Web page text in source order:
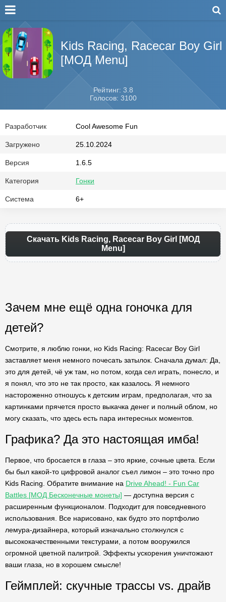
Kids Racing, Racecar Boy Girl
[МОД Menu]
Рейтинг: 3.8
Голосов: 3100
Разработчик Cool Awesome Fun
Загружено 25.10.2024
Версия 1.6.5
Категория Гонки
Система 6+
Скачать Kids Racing, Racecar Boy Girl [МОД
Menu]
Зачем мне ещё одна гоночка для
детей?
Смотрите, я люблю гонки, но Kids Racing: Racecar Boy Girl
заставляет меня немного почесать затылок. Сначала думал: Да,
это для детей, чё уж там, но потом, когда сел играть, понесло, и
я понял, что это не так просто, как казалось. Я немного
настороженно отношусь к детским играм, предполагая, что за
картинками прячется просто выкачка денег и полный облом, но
могу сказать, что здесь есть пара интересных моментов.
Графика? Да это настоящая имба!
Первое, что бросается в глаза – это яркие, сочные цвета. Если
бы был какой-то цифровой аналог съел лимон – это точно про
Kids Racing. Обратите внимание на Drive Ahead! - Fun Car
Battles [МОД Бесконечные монеты] — доступна версия с
расширенным функционалом. Подходит для повседневного
использования. Все нарисовано, как будто это портфолио
лемура-дизайнера, который изначально столкнулся с
высококачественными текстурами, а потом вооружился
огромной цветной палитрой. Эффекты ускорения уничтожают
ваши глаза, но в хорошем смысле!
Геймплей: скучные трассы vs. драйв